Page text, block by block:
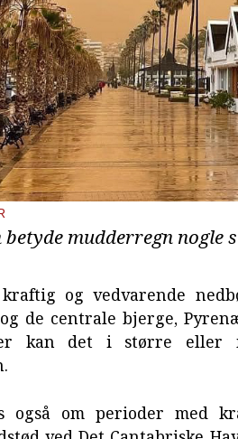
mudderregn nogle
og vedvarende
de centrale bjerge,
kan det i større eller
også om perioder med